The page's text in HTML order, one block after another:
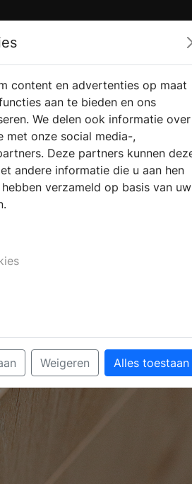
content en advertenties op maat
aan te bieden en ons
We delen ook informatie over
met onze social media-,
Deze partners kunnen
andere informatie die u aan hen
verzameld op basis van uw
Weigeren Alles toestaan